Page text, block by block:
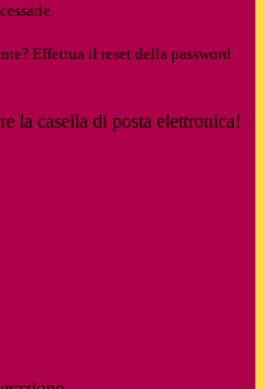
Effettua il reset della password
la casella di posta elettronica!